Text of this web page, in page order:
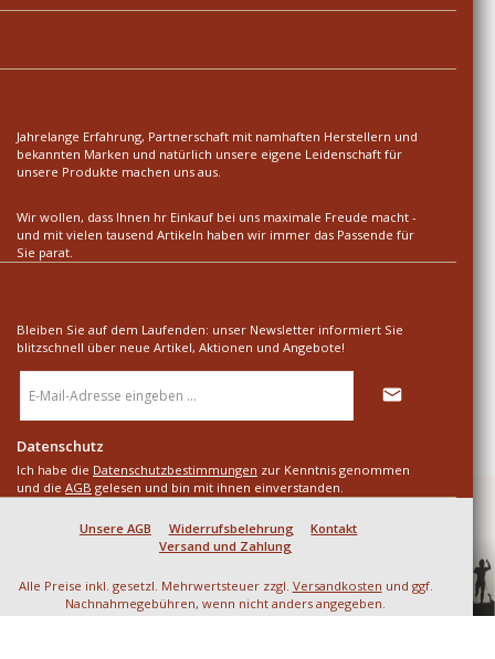
Jahrelange Erfahrung, Partnerschaft mit namhaften Herstellern und
bekannten Marken und natürlich unsere eigene Leidenschaft für
unsere Produkte machen uns aus.
Wir wollen, dass Ihnen hr Einkauf bei uns maximale Freude macht -
und mit vielen tausend Artikeln haben wir immer das Passende für
Sie parat.
Bleiben Sie auf dem Laufenden: unser Newsletter informiert Sie
blitzschnell über neue Artikel, Aktionen und Angebote!
Mail-
Datenschutz
Ich habe die Datenschutzbestimmungen zur Kenntnis genommen
und die AGB gelesen und bin mit ihnen einverstanden.
Unsere AGB Widerrufsbelehrung
Kontakt
Versand und Zahlung
Alle Preise inkl. gesetzl. Mehrwertsteuer zzgl. Versandkosten und ggf.
Nachnahmegebühren, wenn nicht anders angegeben.
© 2026 SD LARP & Mittelalter - Alle Rechte vorbehalten. Theme by